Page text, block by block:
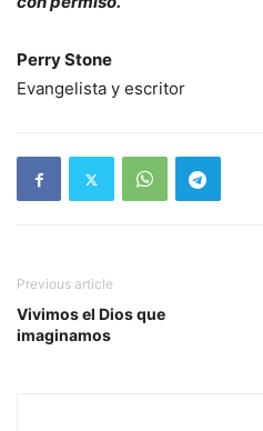
Perry Stone
Evangelista y escritor
Previous article
Vivimos el Dios que
imaginamos